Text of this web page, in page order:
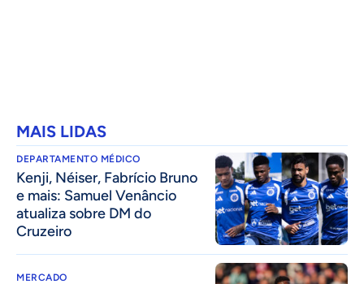
MAIS LIDAS
DEPARTAMENTO MÉDICO
Kenji, Néiser, Fabrício Bruno
e mais: Samuel Venâncio
atualiza sobre DM do
Cruzeiro
MERCADO